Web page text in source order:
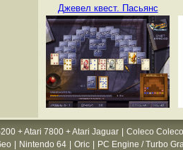
Джевел квест. Пасьянс
+ Atari 7800 + Atari Jaguar
Coleco
Nintendo 64 Oric
PC Engine / Turbo